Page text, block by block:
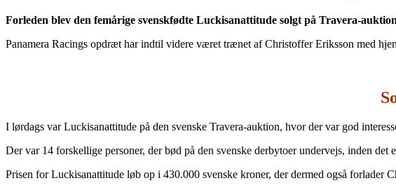
Forleden blev den femårige svenskfødte Luckisanattitude solgt på Travera-
Panamera Racings opdræt har indtil videre været trænet af Christoffer Eriksson med
I lørdags var Luckisanattitude på den svenske Travera-auktion, hvor der var god
Der var 14 forskellige personer, der bød på den svenske derbytoer undervejs, inden det
Prisen for Luckisanattitude løb op i 430.000 svenske kroner, der dermed også forlader